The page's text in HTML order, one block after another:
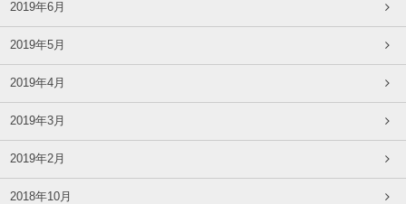
2019年6月
2019年5月
2019年4月
2019年3月
2019年2月
2018年10月